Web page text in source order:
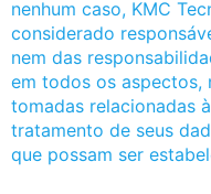
nenhum caso, KMC
considerado
nem das
em todos os aspectos,
tomadas relacionadas
tratamento de seus
que possam ser